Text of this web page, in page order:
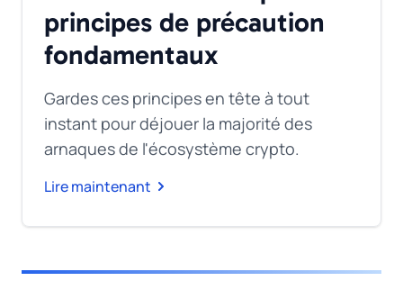
principes de précaution
fondamentaux
Gardes ces principes en tête à tout
instant pour déjouer la majorité des
arnaques de l'écosystème crypto.
Lire maintenant